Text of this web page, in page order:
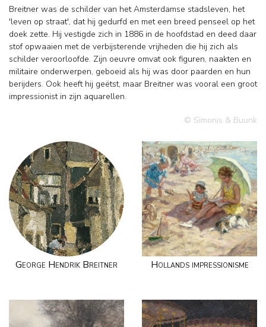
Breitner was de schilder van het Amsterdamse stadsleven, het
'leven op straat', dat hij gedurfd en met een breed penseel op het
doek zette. Hij vestigde zich in 1886 in de hoofdstad en deed daar
stof opwaaien met de verbijsterende vrijheden die hij zich als
schilder veroorloofde. Zijn oeuvre omvat ook figuren, naakten en
militaire onderwerpen, geboeid als hij was door paarden en hun
berijders. Ook heeft hij geëtst, maar Breitner was vooral een groot
impressionist in zijn aquarellen.
© Simonis & Buunk
George Hendrik Breitner Hollands impressionisme